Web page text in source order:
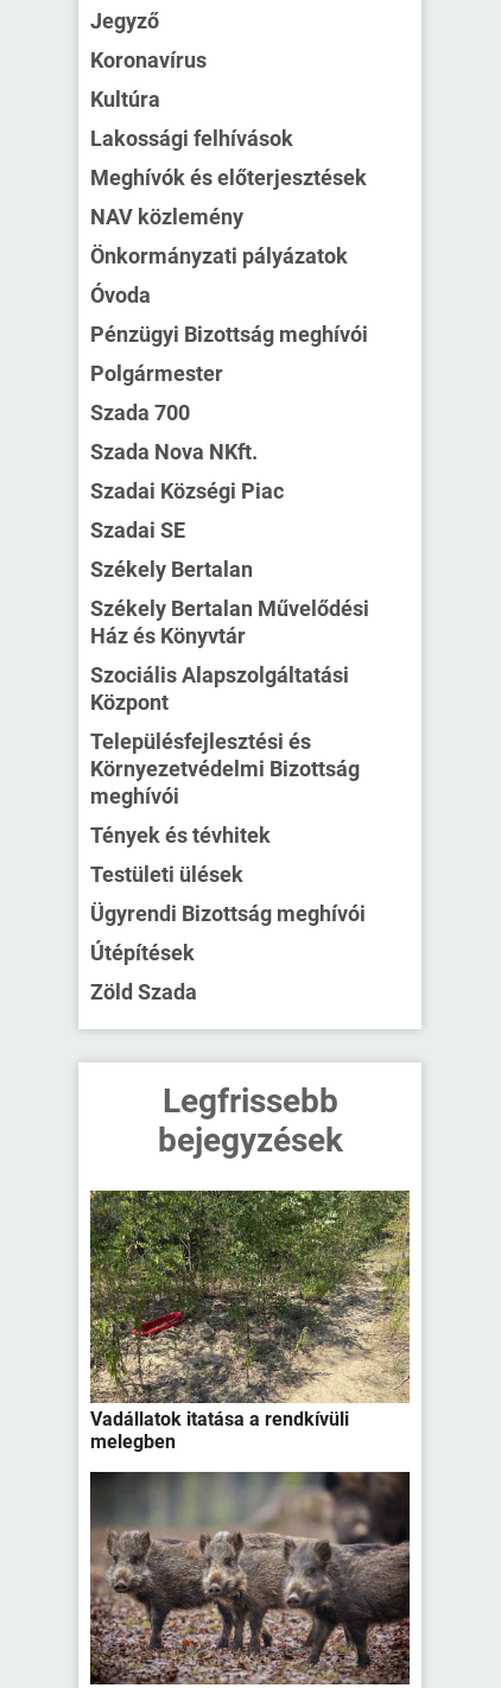
Jegyző
Koronavírus
Kultúra
Lakossági felhívások
Meghívók és előterjesztések
NAV közlemény
Önkormányzati pályázatok
Óvoda
Pénzügyi Bizottság meghívói
Polgármester
Szada 700
Szada Nova NKft.
Szadai Községi Piac
Szadai SE
Székely Bertalan
Székely Bertalan Művelődési
Ház és Könyvtár
Szociális Alapszolgáltatási
Központ
Településfejlesztési és
Környezetvédelmi Bizottság
meghívói
Tények és tévhitek
Testületi ülések
Ügyrendi Bizottság meghívói
Útépítések
Zöld Szada
Legfrissebb
bejegyzések
Vadállatok itatása a rendkívüli
melegben